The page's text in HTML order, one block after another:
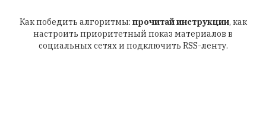
Как победить алгоритмы: прочитай инструкции, как
настроить приоритетный показ материалов в
социальных сетях и подключить RSS-ленту.